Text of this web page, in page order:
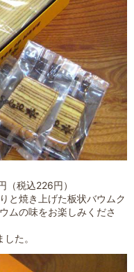
税込226円）
と焼き上げた板状バウムク
ムの味をお楽しみくださ
た。